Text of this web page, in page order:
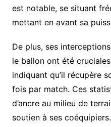
est notable, se situant
mettant en avant sa
De plus, ses
le ballon ont été
indiquant qu’il récupère
fois par match. Ces
d’ancre au milieu de
soutien à ses coéquipiers.